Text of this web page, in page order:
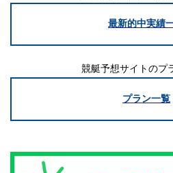
最新的中実績
競艇予想サイトのプ
プラン一覧